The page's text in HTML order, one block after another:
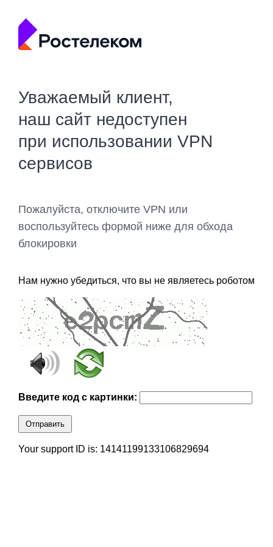
Уважаемый клиент,
наш сайт недоступен
при использовании VPN
сервисов
Пожалуйста, отключите VPN или
воспользуйтесь формой ниже для обхода
блокировки
Нам нужно убедиться, что вы не являетесь роботом
Введите код с картинки:
Отправить
Your support ID is: 14141199133106829694